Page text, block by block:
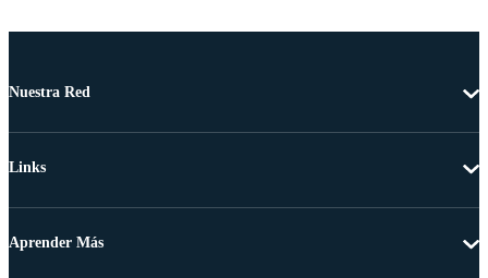
Nuestra Red
Links
Aprender Más